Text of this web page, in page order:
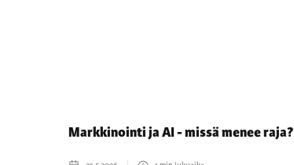
Markkinointi ja AI - missä menee raja?